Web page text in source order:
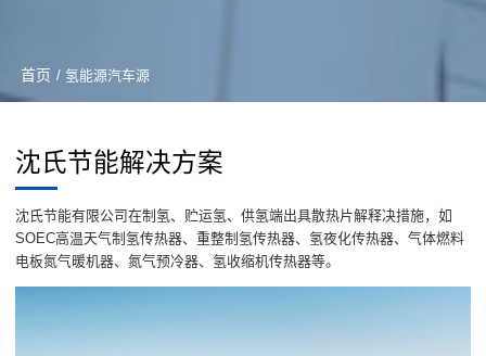
首页 / 氢能源汽车源
沈氏节能解决方案
沈氏节能有限公司在制氢、贮运氢、供氢端出具散热片解释决措施，如
SOEC高温天气制氢传热器、重整制氢传热器、氢夜化传热器、气体燃料
电板氮气暖机器、氮气预冷器、氢收缩机传热器等。